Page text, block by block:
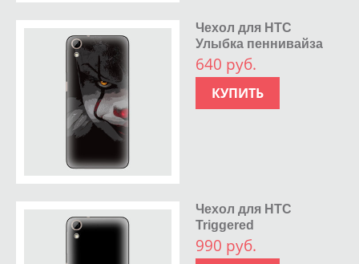
Чехол для HTC
Улыбка пеннивайза
640 руб.
КУПИТЬ
Чехол для HTC
Triggered
990 руб.